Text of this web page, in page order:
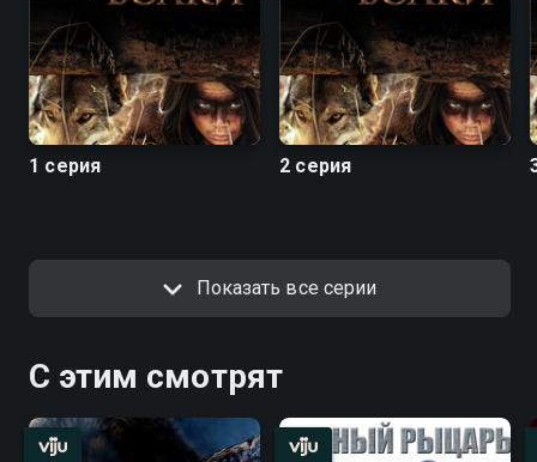
1 серия 2 серия
Показать все серии
С этим смотрят